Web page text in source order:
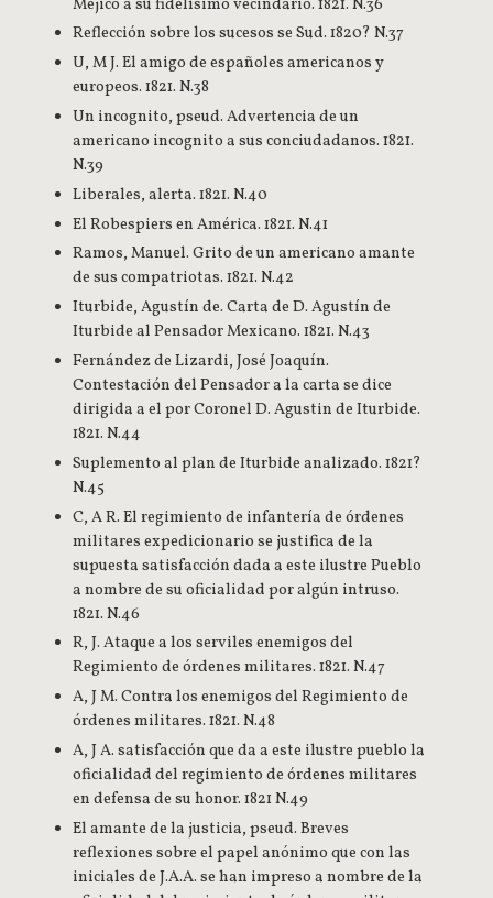
Reflección sobre los sucesos se Sud. 1820? N.37
U, M J. El amigo de españoles americanos y
europeos. 1821. N.38
Un incognito, pseud. Advertencia de un
americano incognito a sus conciudadanos. 1821.
N.39
Liberales, alerta. 1821. N.40
El Robespiers en América. 1821. N.41
Ramos, Manuel. Grito de un americano amante
de sus compatriotas. 1821. N.42
Iturbide, Agustín de. Carta de D. Agustín de
Iturbide al Pensador Mexicano. 1821. N.43
Fernández de Lizardi, José Joaquín.
Contestación del Pensador a la carta se dice
dirigida a el por Coronel D. Agustin de Iturbide.
1821. N.44
Suplemento al plan de Iturbide analizado. 1821?
N.45
C, A R. El regimiento de infantería de órdenes
militares expedicionario se justifica de la
supuesta satisfacción dada a este ilustre Pueblo
a nombre de su oficialidad por algún intruso.
1821. N.46
R, J. Ataque a los serviles enemigos del
Regimiento de órdenes militares. 1821. N.47
A, J M. Contra los enemigos del Regimiento de
órdenes militares. 1821. N.48
A, J A. satisfacción que da a este ilustre pueblo la
oficialidad del regimiento de órdenes militares
en defensa de su honor. 1821 N.49
El amante de la justicia, pseud. Breves
reflexiones sobre el papel anónimo que con las
iniciales de J.A.A. se han impreso a nombre de la